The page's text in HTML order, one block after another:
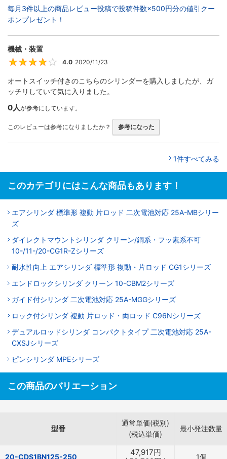
毎月3件以上の商品レビュー投稿で投稿件数×500円分の値引クー
ポンプレゼント！
機械・装置
4
4.0 2020/11/23
オートスイッチ付きのこちらのシリンダーを購入しましたが、ガ
ッチリしていて気に入りました。
0人が参考にしています。
このレビューは参考になりましたか？ 参考になった
1件すべてみる
このカテゴリにはこんな商品もあります！
エアシリンダ 標準形 複動 片ロッド 二次電池対応 25A-MBシリー
ズ
ダイレクトマウントシリンダ クリーン/銅系・フッ素系不可
10-/11-/20-CG1R-Zシリーズ
耐水性向上 エアシリンダ 標準形 複動・片ロッド CG1シリーズ
エンドロックシリンダ クリーン 10-CBM2シリーズ
ガイド付シリンダ 二次電池対応 25A-MGGシリーズ
ロック付シリンダ 複動 片ロッド・両ロッド C96Nシリーズ
デュアルロッドシリンダ コンパクトタイプ 二次電池対応 25A-
CXSJシリーズ
ピンシリンダ MPEシリーズ
この商品のバリエーション
型番
通常単価(税別)
(税込単価)
最小発注数量
20-CDS1BN125-250 47,917円
1個